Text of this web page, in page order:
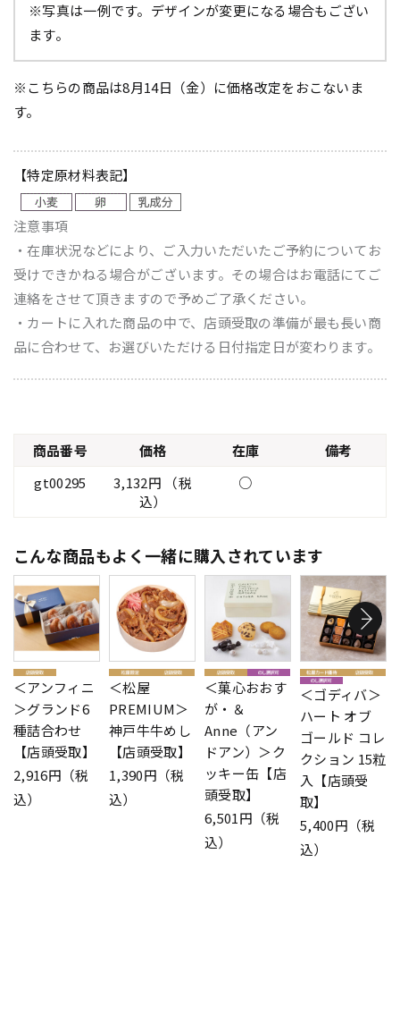
※写真は一例です。デザインが変更になる場合もござい
ます。
※こちらの商品は8月14日（金）に価格改定をおこないま
す。
【特定原材料表記】
注意事項
・在庫状況などにより、ご入力いただいたご予約についてお
受けできかねる場合がございます。その場合はお電話にてご
連絡をさせて頂きますので予めご了承ください。
・カートに入れた商品の中で、店頭受取の準備が最も長い商
品に合わせて、お選びいただける日付指定日が変わります。
商品番号 価格 在庫
備考
gt00295
3,132円 （税
込）
○
こんな商品もよく一緒に購入されています
＜アンフィニ
＞グランド6
種詰合わせ
【店頭受取】
2,916円（税
込）
＜松屋
PREMIUM＞
神戸牛牛めし
【店頭受取】
1,390円（税
込）
＜菓心おおす
が・＆
Anne（アン
ドアン）＞ク
ッキー缶【店
頭受取】
6,501円（税
込）
＜ゴディバ＞
ハート オブ
ゴールド コレ
クション 15粒
入【店頭受
取】
5,400円（税
込）